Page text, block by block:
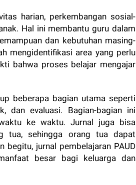
harian, perkembangan sosial-
Hal ini membantu guru dalam
dan kebutuhan masing-
mengidentifikasi area yang perlu
bahwa proses belajar mengajar
beberapa bagian utama seperti
dan evaluasi. Bagian-bagian ini
ke waktu. Jurnal juga bisa
tua, sehingga orang tua dapat
begitu, jurnal pembelajaran PAUD
besar bagi keluarga dan